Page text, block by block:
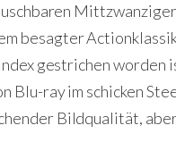
besagter
gestrichen worden
ray im schicken
Bildqualität,